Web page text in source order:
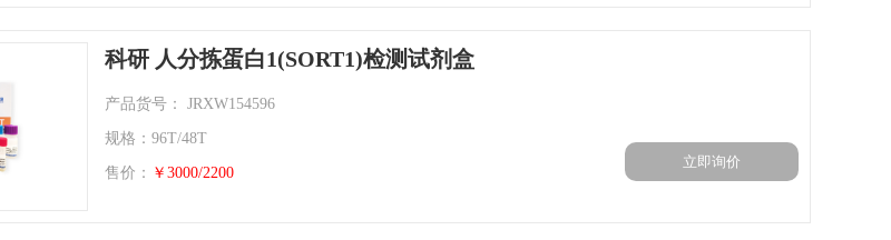
科研 人分拣蛋白1(SORT1)检测试剂盒
产品货号： JRXW154596
规格：96T/48T
售价： ￥3000/2200
立即询价